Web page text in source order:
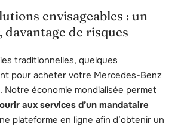
envisageables : un
de risques
traditionnelles, quelques
pour acheter votre Mercedes-Benz
Notre économie mondialisée permet
aux services d’un mandataire
plateforme en ligne afin d’obtenir un